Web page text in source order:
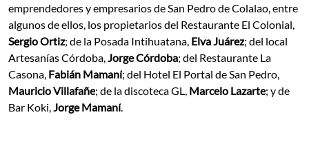
emprendedores y empresarios de San Pedro de Colalao, entre
algunos de ellos, los propietarios del Restaurante El Colonial,
Sergio Ortiz; de la Posada Intihuatana, Elva Juárez; del local
Artesanías Córdoba,Jorge Córdoba; del Restaurante La
Casona, Fabián Mamaní; del Hotel El Portal de San Pedro,
Mauricio Villafañe; de la discoteca GL, Marcelo Lazarte; y de
Bar Koki,Jorge Mamaní.